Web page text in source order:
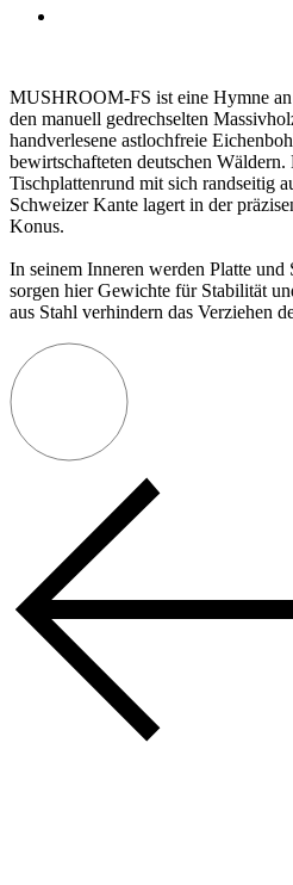
MUSHROOM-FS ist eine Hymne
den manuell gedrechselten
handverlesene astlochfreie
bewirtschafteten deutschen
Tischplattenrund mit sich randseitig
Schweizer Kante lagert in der
Konus.
In seinem Inneren werden Platte
sorgen hier Gewichte für Stabilität
aus Stahl verhindern das Verziehen